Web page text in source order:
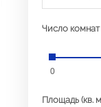
Число комнат
0
Площадь (кв.